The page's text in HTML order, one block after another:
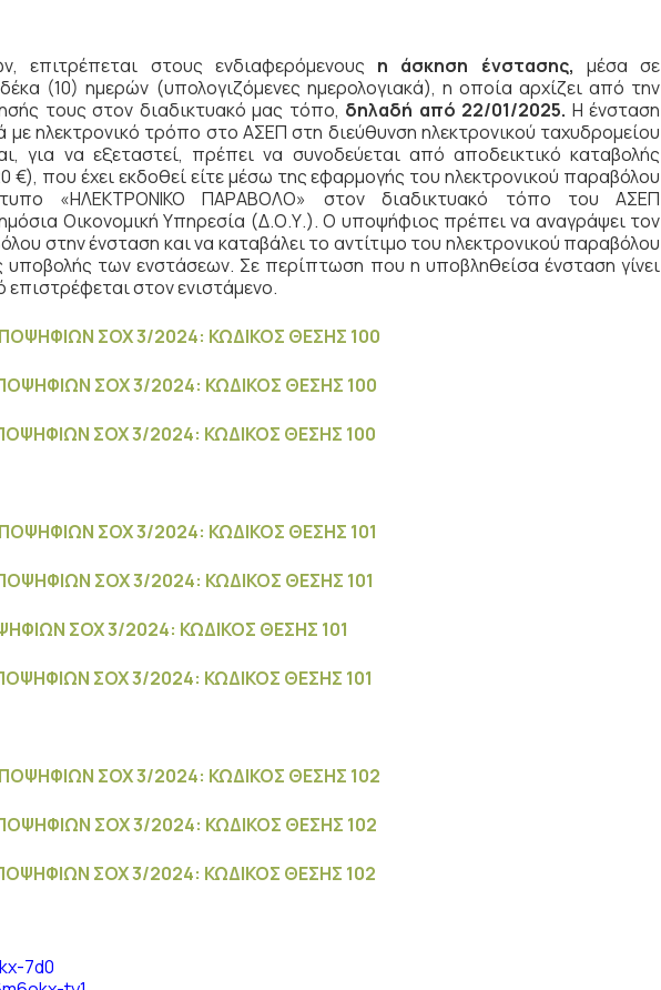
επιτρέπεται στους ενδιαφερόμενους η άσκηση ένστασης, μέσα σε
(10) ημερών (υπολογιζόμενες ημερολογιακά), η οποία αρχίζει από την
τους στον διαδικτυακό μας τόπο, δηλαδή από 22/01/2025. Η ένσταση
με ηλεκτρονικό τρόπο στο ΑΣΕΠ στη διεύθυνση ηλεκτρονικού ταχυδρομείου
για να εξεταστεί, πρέπει να συνοδεύεται από αποδεικτικό καταβολής
€), που έχει εκδοθεί είτε μέσω της εφαρμογής του ηλεκτρονικού παραβόλου
«ΗΛΕΚΤΡΟΝΙΚΟ ΠΑΡΑΒΟΛΟ» στον διαδικτυακό τόπο του ΑΣΕΠ
Οικονομική Υπηρεσία (Δ.Ο.Υ.). Ο υποψήφιος πρέπει να αναγράψει τον
στην ένσταση και να καταβάλει το αντίτιμο του ηλεκτρονικού παραβόλου
υποβολής των ενστάσεων. Σε περίπτωση που η υποβληθείσα ένσταση γίνει
στον ενιστάμενο.
ΣΟΧ 3/2024: ΚΩΔΙΚΟΣ ΘΕΣΗΣ 100
ΣΟΧ 3/2024: ΚΩΔΙΚΟΣ ΘΕΣΗΣ 100
ΣΟΧ 3/2024: ΚΩΔΙΚΟΣ ΘΕΣΗΣ 100
ΣΟΧ 3/2024: ΚΩΔΙΚΟΣ ΘΕΣΗΣ 101
ΣΟΧ 3/2024: ΚΩΔΙΚΟΣ ΘΕΣΗΣ 101
ΣΟΧ 3/2024: ΚΩΔΙΚΟΣ ΘΕΣΗΣ 101
ΣΟΧ 3/2024: ΚΩΔΙΚΟΣ ΘΕΣΗΣ 101
ΣΟΧ 3/2024: ΚΩΔΙΚΟΣ ΘΕΣΗΣ 102
ΣΟΧ 3/2024: ΚΩΔΙΚΟΣ ΘΕΣΗΣ 102
ΣΟΧ 3/2024: ΚΩΔΙΚΟΣ ΘΕΣΗΣ 102
7d0